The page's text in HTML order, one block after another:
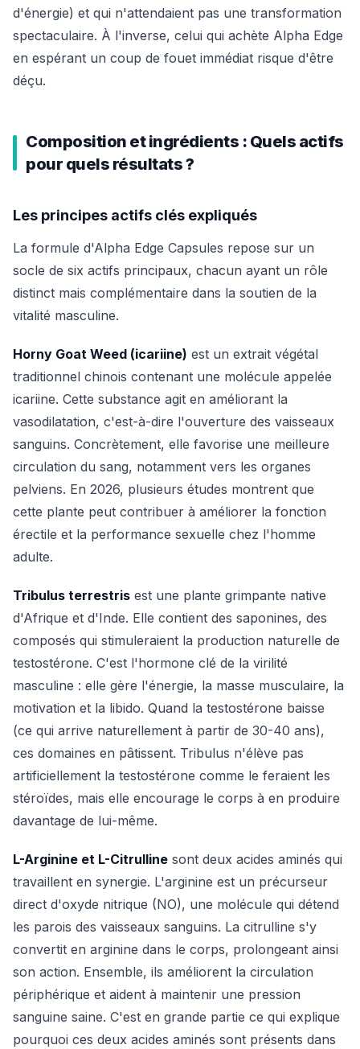
d'énergie) et qui n'attendaient pas une transformation
spectaculaire. À l'inverse, celui qui achète Alpha Edge
en espérant un coup de fouet immédiat risque d'être
déçu.
Composition et ingrédients : Quels actifs
pour quels résultats ?
Les principes actifs clés expliqués
La formule d'Alpha Edge Capsules repose sur un
socle de six actifs principaux, chacun ayant un rôle
distinct mais complémentaire dans la soutien de la
vitalité masculine.
Horny Goat Weed (icariine) est un extrait végétal
traditionnel chinois contenant une molécule appelée
icariine. Cette substance agit en améliorant la
vasodilatation, c'est-à-dire l'ouverture des vaisseaux
sanguins. Concrètement, elle favorise une meilleure
circulation du sang, notamment vers les organes
pelviens. En 2026, plusieurs études montrent que
cette plante peut contribuer à améliorer la fonction
érectile et la performance sexuelle chez l'homme
adulte.
Tribulus terrestris est une plante grimpante native
d'Afrique et d'Inde. Elle contient des saponines, des
composés qui stimuleraient la production naturelle de
testostérone. C'est l'hormone clé de la virilité
masculine : elle gère l'énergie, la masse musculaire, la
motivation et la libido. Quand la testostérone baisse
(ce qui arrive naturellement à partir de 30-40 ans),
ces domaines en pâtissent. Tribulus n'élève pas
artificiellement la testostérone comme le feraient les
stéroïdes, mais elle encourage le corps à en produire
davantage de lui-même.
L-Arginine et L-Citrulline sont deux acides aminés qui
travaillent en synergie. L'arginine est un précurseur
direct d'oxyde nitrique (NO), une molécule qui détend
les parois des vaisseaux sanguins. La citrulline s'y
convertit en arginine dans le corps, prolongeant ainsi
son action. Ensemble, ils améliorent la circulation
périphérique et aident à maintenir une pression
sanguine saine. C'est en grande partie ce qui explique
pourquoi ces deux acides aminés sont présents dans